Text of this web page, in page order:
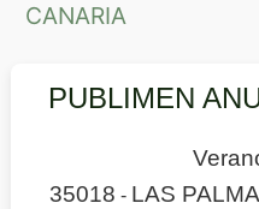
CANARIA
PUBLIMEN
35018 - LAS